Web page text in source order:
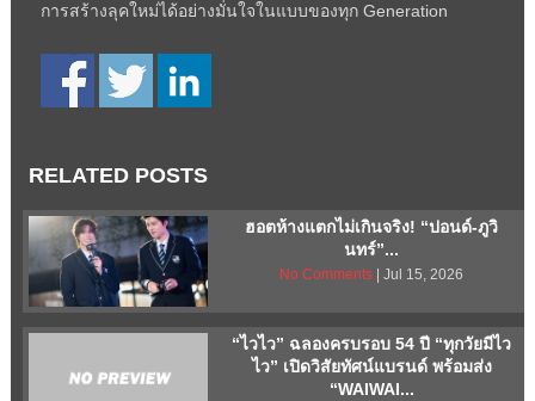
การสร้างลุคใหม่ได้อย่างมั่นใจในแบบของทุก Generation
RELATED POSTS
ฮอตห้างแตกไม่เกินจริง! “ปอนด์-ภูวิ
นทร์”...
No Comments | Jul 15, 2026
“ไวไว” ฉลองครบรอบ 54 ปี “ทุกวัยมีไว
ไว” เปิดวิสัยทัศน์แบรนด์ พร้อมส่ง
“WAIWAI...